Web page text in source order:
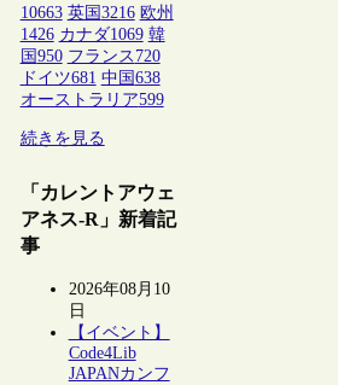
10663 英国3216 欧州
1426 カナダ1069 韓
国950 フランス 720
ドイツ681 中国638
オーストラリア599
続きを見る
「カレントアウェ
アネス-R」新着記
事
2026年08月10
日
【イベント】
Code4Lib
JAPANカンフ